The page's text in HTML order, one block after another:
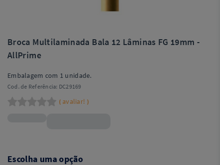
Broca Multilaminada Bala 12 Lâminas FG 19mm -
AllPrime
Embalagem com 1 unidade.
Cod. de Referência: DC29169
( avaliar! )
Escolha uma opção